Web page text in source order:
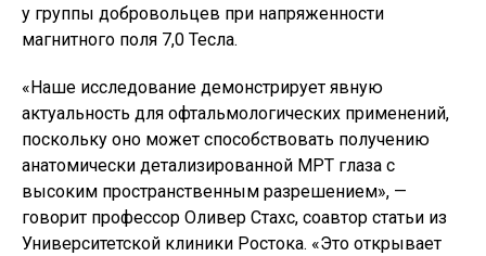
у группы добровольцев при напряженности
магнитного поля 7,0 Тесла.
«Наше исследование демонстрирует явную
актуальность для офтальмологических применений,
поскольку оно может способствовать получению
анатомически детализированной МРТ глаза с
высоким пространственным разрешением», —
говорит профессор Оливер Стахс, соавтор статьи из
Университетской клиники Ростока. «Это открывает